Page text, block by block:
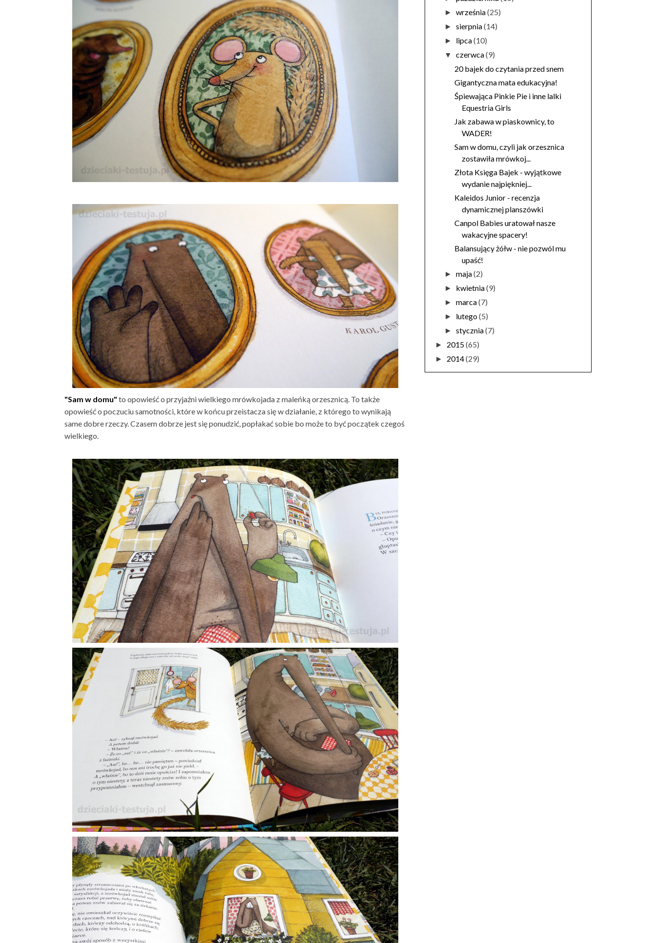
"Sam w domu" to opowieść o przyjaźni wielkiego mrówkojada z maleńką orzesznicą. To także
opowieść o poczuciu samotności, które w końcu przeistacza się w działanie, z którego to wynikają
same dobre rzeczy. Czasem dobrze jest się ponudzić, popłakać sobie bo może to być początek czegoś
wielkiego.
►września(25)
►sierpnia(14)
► lipca(10)
▼czerwca(9)
20 bajek do czytania przed snem
Gigantyczna mata edukacyjna!
Śpiewająca Pinkie Pie i inne lalki
Equestria Girls
Jak zabawa w piaskownicy, to
WADER!
Sam w domu, czyli jak orzesznica
zostawiła mrówkoj...
Złota Księga Bajek - wyjątkowe
wydanie najpiękniej...
Kaleidos Junior - recenzja
dynamicznej planszówki
Canpol Babies uratował nasze
wakacyjne spacery!
Balansujący żółw - nie pozwól mu
upaść!
►maja(2)
► kwietnia(9)
►marca(7)
► lutego(5)
►stycznia(7)
► 2015(65)
► 2014(29)